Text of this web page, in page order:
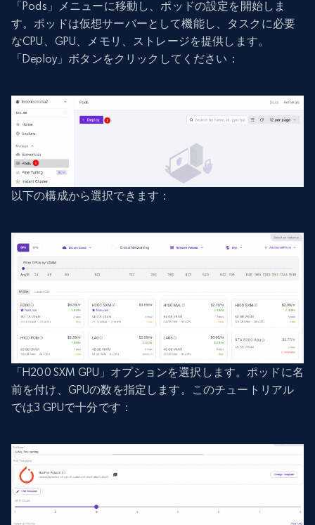
「Pods」メニューに移動し、ポッドの設定を開始しま
す。ポッドは仮想サーバーとして機能し、タスクに必要
なCPU、GPU、メモリ、ストレージを提供します。
「Deploy」ボタンをクリックしてください：
以下の構成から選択できます：
「H200 SXM GPU」オプションを選択します。ポッドに名
前を付け、GPUの数を指定します。このチュートリアル
では3 GPUで十分です：